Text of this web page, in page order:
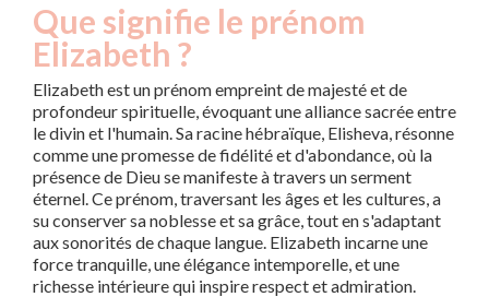
Que signifie le prénom
Elizabeth ?
Elizabeth est un prénom empreint de majesté et de
profondeur spirituelle, évoquant une alliance sacrée entre
le divin et l'humain. Sa racine hébraïque, Elisheva, résonne
comme une promesse de fidélité et d'abondance, où la
présence de Dieu se manifeste à travers un serment
éternel. Ce prénom, traversant les âges et les cultures, a
su conserver sa noblesse et sa grâce, tout en s'adaptant
aux sonorités de chaque langue. Elizabeth incarne une
force tranquille, une élégance intemporelle, et une
richesse intérieure qui inspire respect et admiration.